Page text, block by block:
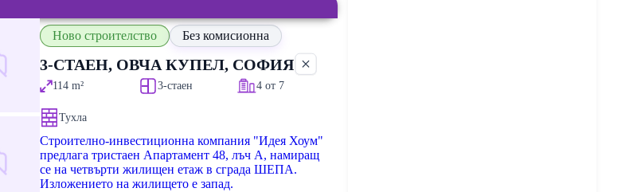
Ново строителство Без комисионна
3-СТАЕН, ОВЧА КУПЕЛ, СОФИЯ
114 m² 3-стаен 4 от 7
Тухла
Строително-инвестиционна компания "Идея Хоум"
предлага тристаен Апартамент 48, лъч А, намиращ
се на четвърти жилищен етаж в сграда ШЕПА.
Изложението на жилището е запад.